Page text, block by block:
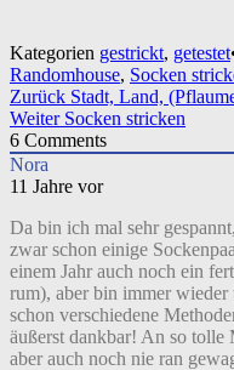
Kategorien gestrickt, getestet
Randomhouse, Socken
Zurück Stadt, Land,
Weiter Socken stricken
6 Comments
Nora
11 Jahre vor
Da bin ich mal sehr
zwar schon einige
einem Jahr auch noch ein
rum), aber bin immer
schon verschiedene
äußerst dankbar! An so
aber auch noch nie ran